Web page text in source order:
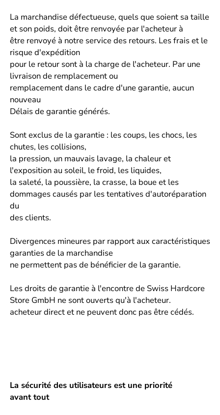
La marchandise défectueuse, quels que soient sa taille
et son poids, doit être renvoyée par l'acheteur à
être renvoyé à notre service des retours. Les frais et le
risque d'expédition
pour le retour sont à la charge de l'acheteur. Par une
livraison de remplacement ou
remplacement dans le cadre d'une garantie, aucun
nouveau
Délais de garantie générés.
Sont exclus de la garantie : les coups, les chocs, les
chutes, les collisions,
la pression, un mauvais lavage, la chaleur et
l'exposition au soleil, le froid, les liquides,
la saleté, la poussière, la crasse, la boue et les
dommages causés par les tentatives d'autoréparation
du
des clients.
Divergences mineures par rapport aux caractéristiques
garanties de la marchandise
ne permettent pas de bénéficier de la garantie.
Les droits de garantie à l'encontre de Swiss Hardcore
Store GmbH ne sont ouverts qu'à l'acheteur.
acheteur direct et ne peuvent donc pas être cédés.
La sécurité des utilisateurs est une priorité
avant tout